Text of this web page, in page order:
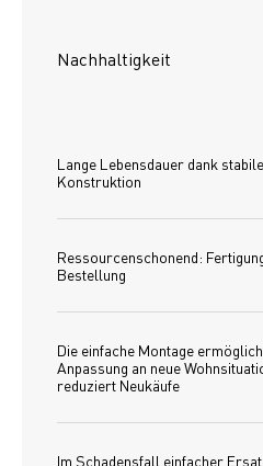
Nachhaltigkeit
Lange Lebensdauer dank
Konstruktion
Ressourcenschonend:
Bestellung
Die einfache Montage
Anpassung an neue
reduziert Neukäufe
Im Schadensfall einfacher